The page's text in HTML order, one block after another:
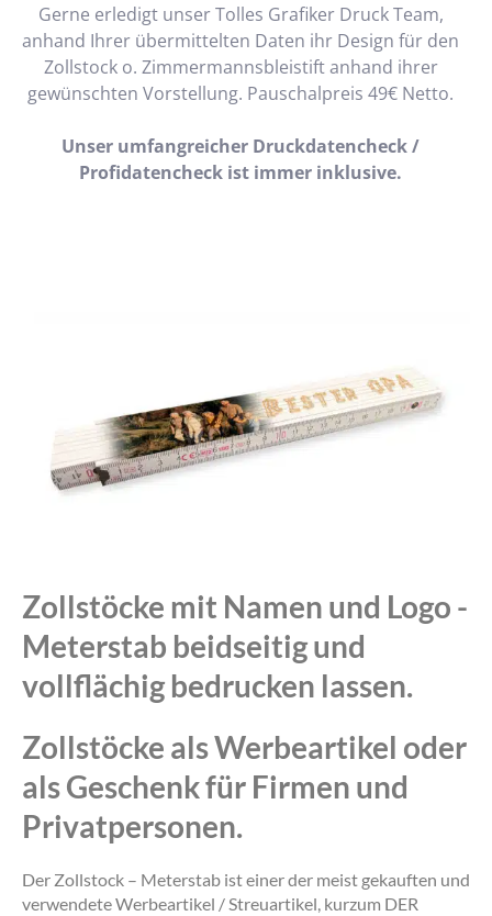
Gerne erledigt unser Tolles Grafiker Druck Team,
anhand Ihrer übermittelten Daten ihr Design für den
Zollstock o. Zimmermannsbleistift anhand ihrer
gewünschten Vorstellung. Pauschalpreis 49€ Netto.
Unser umfangreicher Druckdatencheck /
Profidatencheck ist immer inklusive.
Zollstöcke mit Namen und Logo -
Meterstab beidseitig und
vollflächig bedrucken lassen.
Zollstöcke als Werbeartikel oder
als Geschenk für Firmen und
Privatpersonen.
Der Zollstock – Meterstab ist einer der meist gekauften und
verwendete Werbeartikel / Streuartikel, kurzum DER